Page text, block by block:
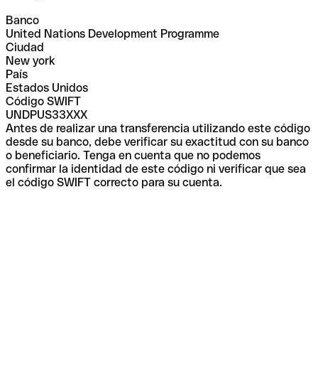
Banco
United Nations Development Programme
Ciudad
New york
País
Estados Unidos
Código SWIFT
UNDPUS33XXX
Antes de realizar una transferencia utilizando este código
desde su banco, debe verificar su exactitud con su banco
o beneficiario. Tenga en cuenta que no podemos
confirmar la identidad de este código ni verificar que sea
el código SWIFT correcto para su cuenta.